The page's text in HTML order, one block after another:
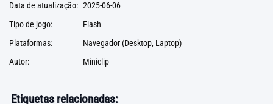
Data de atualização: 2025-06-06
Tipo de jogo:
Flash
Plataformas:
Navegador (Desktop, Laptop)
Autor:
Miniclip
Etiquetas relacionadas: